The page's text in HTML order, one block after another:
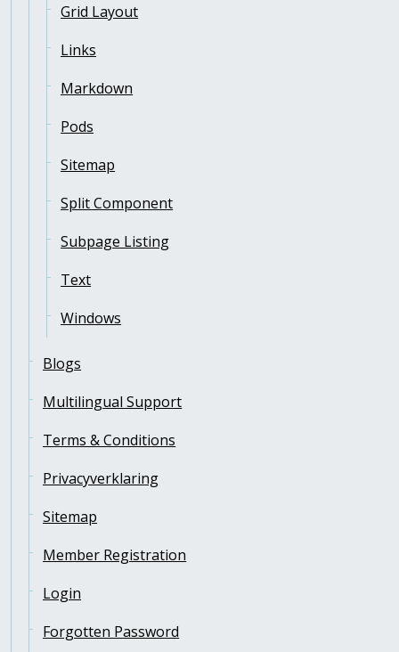
Grid Layout
Links
Markdown
Pods
Sitemap
Split Component
Subpage Listing
Text
Windows
Blogs
Multilingual Support
Terms & Conditions
Privacyverklaring
Sitemap
Member Registration
Login
Forgotten Password